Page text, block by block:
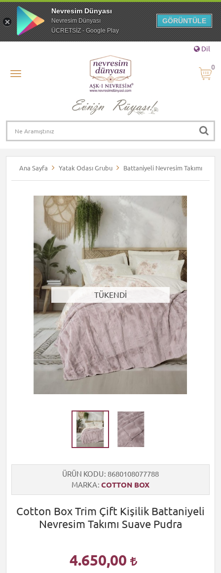
Dil
0
Ana Sayfa Yatak Odası Grubu Battaniyeli Nevresim Takımı
TÜKENDİ
ÜRÜN KODU 8680108077788
MARKA COTTON BOX
Cotton Box Trim Çift Kişilik Battaniyeli
Nevresim Takımı Suave Pudra
4.650,00
Nevresim Dünyası
Nevresim Dünyası
ÜCRETSİZ - Google Play
GÖRÜNTÜLE